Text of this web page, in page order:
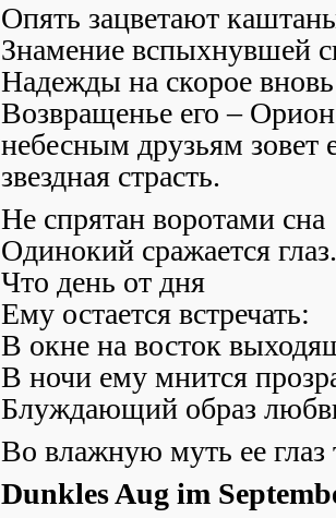
Опять зацветают
Знамение вспыхнувшей
Надежды на скорое вновь
Возвращенье его –
небесным друзьям зовет
звездная страсть.
Не спрятан воротами сна
Одинокий сражается глаз.
Что день от дня
Ему остается встречать:
В окне на восток
В ночи ему мнится
Блуждающий образ
Во влажную муть ее
Dunkles Aug im